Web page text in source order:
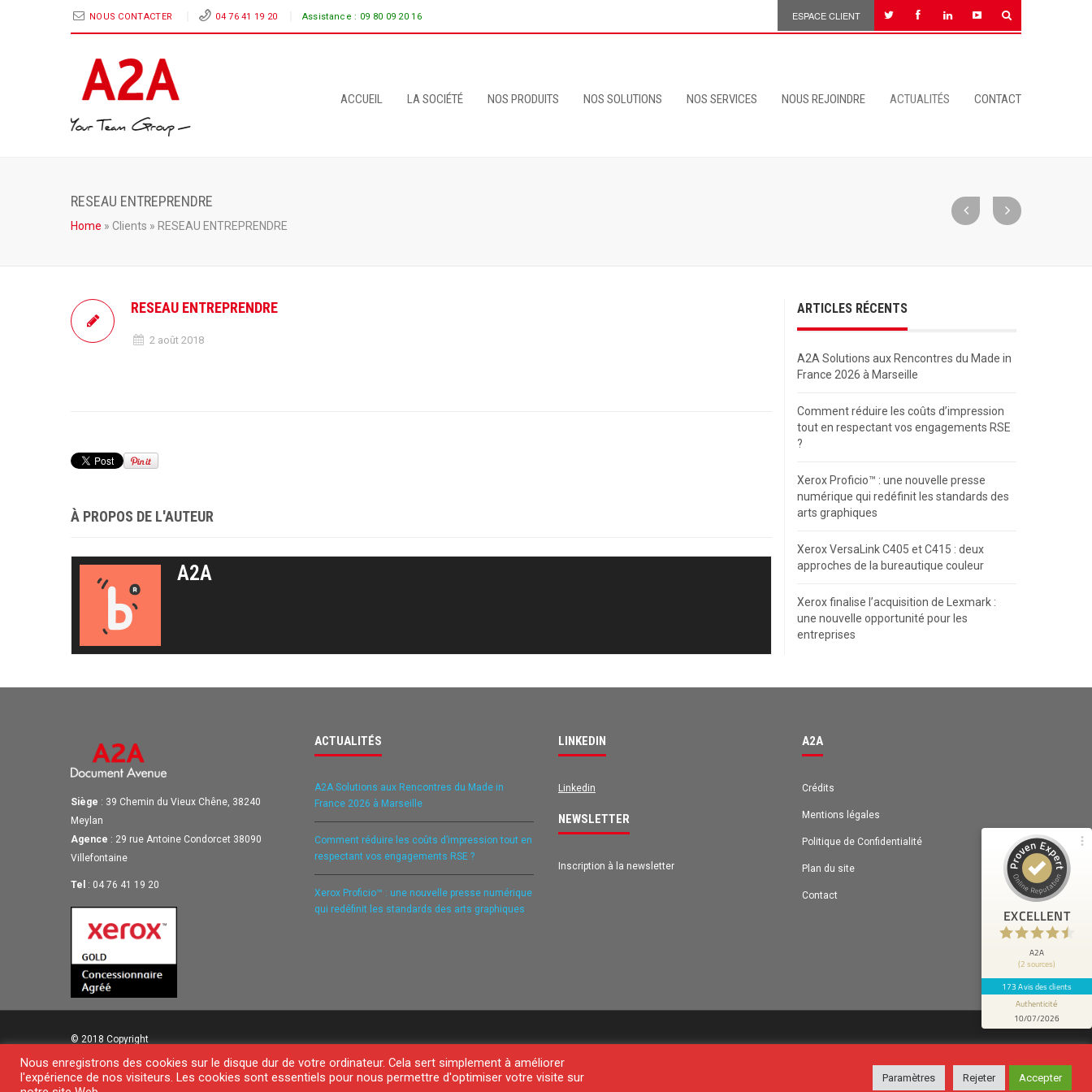
ESPACE CLIENT
NOUS CONTACTER 04 76 41 19 20 Assistance : 09 80 09 20 16
ACCUEIL LA SOCIÉTÉ NOS PRODUITS NOS SOLUTIONS NOS SERVICES NOUS REJOINDRE ACTUALITÉS CONTACT
RESEAU ENTREPRENDRE
Home » Clients » RESEAU ENTREPRENDRE
RESEAU ENTREPRENDRE
2 août 2018
À PROPOS DE L'AUTEUR
A2A
ARTICLES RÉCENTS
A2A Solutions aux Rencontres du Made in
France 2026 à Marseille
Comment réduire les coûts d’impression
tout en respectant vos engagements RSE
?
Xerox Proficio™ : une nouvelle presse
numérique qui redéfinit les standards des
arts graphiques
Xerox VersaLink C405 et C415 : deux
approches de la bureautique couleur
Xerox finalise l’acquisition de Lexmark :
une nouvelle opportunité pour les
entreprises
Siège : 39 Chemin du Vieux Chêne, 38240
Meylan
Agence : 29 rue Antoine Condorcet 38090
Villefontaine
Tel : 04 76 41 19 20
ACTUALITÉS
A2A Solutions aux Rencontres du Made in
France 2026 à Marseille
Comment réduire les coûts d’impression tout en
respectant vos engagements RSE ?
Xerox Proficio™ : une nouvelle presse numérique
qui redéfinit les standards des arts graphiques
LINKEDIN
Linkedin
NEWSLETTER
Inscription à la newsletter
A2A
Crédits
Mentions légales
Politique de Confidentialité
Plan du site
Contact
© 2018 Copyright
Nous enregistrons des cookies sur le disque dur de votre ordinateur. Cela sert simplement à améliorer
l'expérience de nos visiteurs. Les cookies sont essentiels pour nous permettre d'optimiser votre visite sur
Paramètres Rejeter Accepter
EXCELLENT
A2A
(2 sources)
173 Avis des clients
Authenticité
10/07/2026
ProvenExpert.com
Avis de 1 autre source
Voir le profil sur
Anonyme
Bénéfices: Gain de temps